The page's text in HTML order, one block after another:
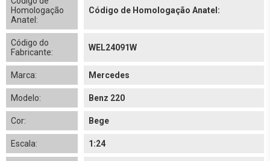
Homologação
Anatel:
Código de Homologação Anatel:
Código do
Fabricante:
WEL24091W
Marca: Mercedes
Modelo: Benz 220
Cor: Bege
Escala: 1:24